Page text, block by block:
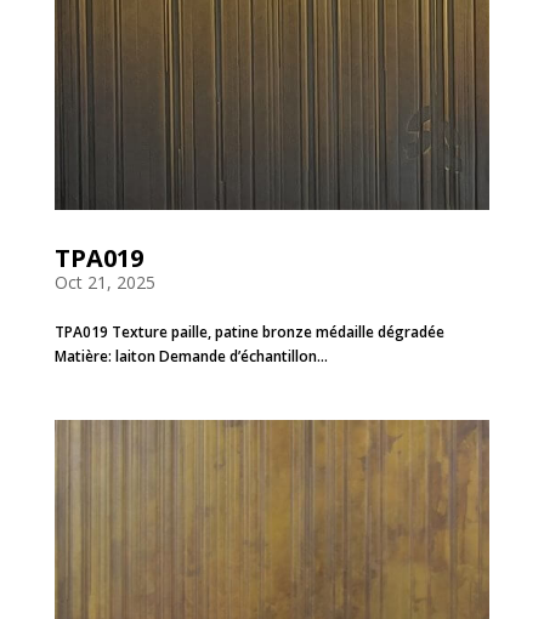
TPA019
Oct 21, 2025
TPA019 Texture paille, patine bronze médaille dégradée
Matière: laiton Demande d’échantillon...